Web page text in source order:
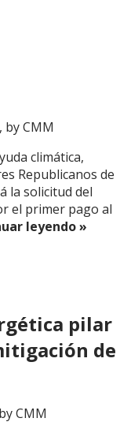
byCMM
climática,
Republicanos de
la solicitud del
el primer pago al
leyendo »
pilar
de
CMM